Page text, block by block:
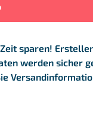
sparen!
werden sicher